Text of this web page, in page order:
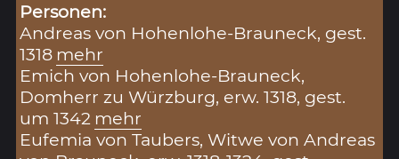
Personen:
Andreas von Hohenlohe-Brauneck, gest.
1318 mehr
Emich von Hohenlohe-Brauneck,
Domherr zu Würzburg, erw. 1318, gest.
um 1342 mehr
Eufemia von Taubers, Witwe von Andreas